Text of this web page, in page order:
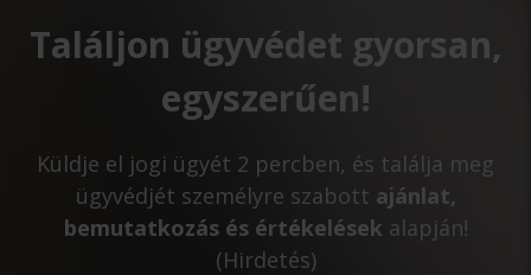
Találjon ügyvédet gyorsan,
egyszerűen!
Küldje el jogi ügyét 2 percben, és találja meg
ügyvédjét személyre szabott ajánlat,
bemutatkozás és értékelések alapján!
(Hirdetés)